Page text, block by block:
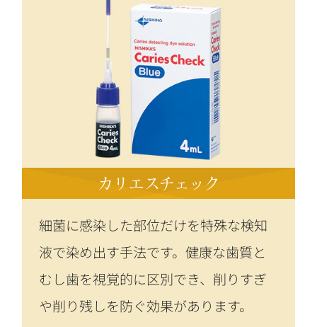
カリエスチェック
細菌に感染した部位だけを特殊な検知
液で染め出す手法です。健康な歯質と
むし歯を視覚的に区別でき、削りすぎ
や削り残しを防ぐ効果があります。